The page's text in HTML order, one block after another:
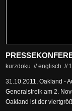
kurzdoku // englisch //
31.10.2011, Oakland -
Generalstreik am 2.
Oakland ist der